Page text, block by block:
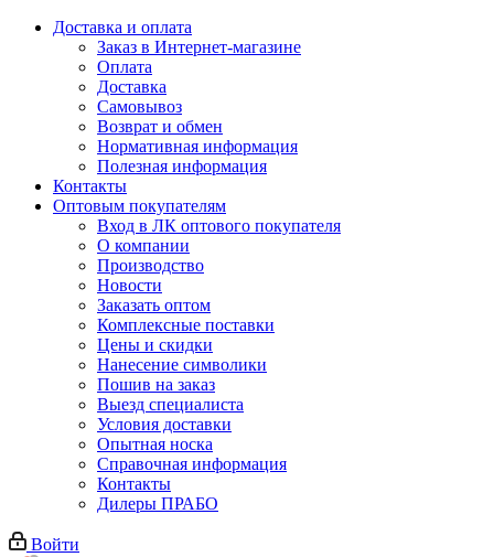
Доставка и оплата
Заказ в Интернет-магазине
Оплата
Доставка
Самовывоз
Возврат и обмен
Нормативная информация
Полезная информация
Контакты
Оптовым покупателям
Вход в ЛК оптового покупателя
О компании
Производство
Новости
Заказать оптом
Комплексные поставки
Цены и скидки
Нанесение символики
Пошив на заказ
Выезд специалиста
Условия доставки
Опытная носка
Справочная информация
Контакты
Дилеры ПРАБО
Войти